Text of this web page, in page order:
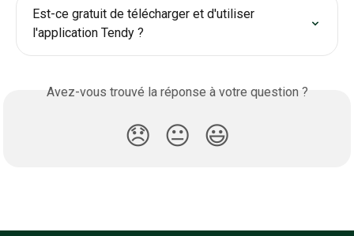
Est-ce gratuit de télécharger et d'utiliser
l'application Tendy ?
Avez-vous trouvé la réponse à votre question ?
😞 😐 😃